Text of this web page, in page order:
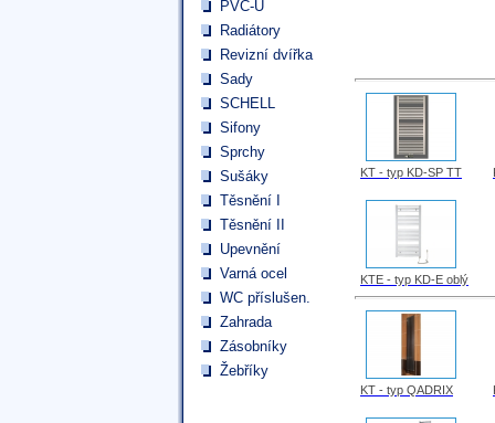
PVC-U
Radiátory
Revizní dvířka
Sady
SCHELL
Sifony
Sprchy
Sušáky
Těsnění I
Těsnění II
Upevnění
Varná ocel
WC příslušen.
Zahrada
Zásobníky
Žebříky
KT - typ KD-SP TT
KTE - typ KD-E oblý
KT - typ QADRIX